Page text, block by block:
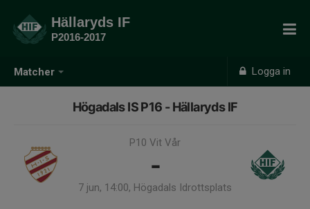
Matcher Logga in
Hällaryds IF
P2016-2017
Högadals IS P16 - Hällaryds IF
P10 Vit Vår
-
7 jun, 14:00, Högadals Idrottsplats